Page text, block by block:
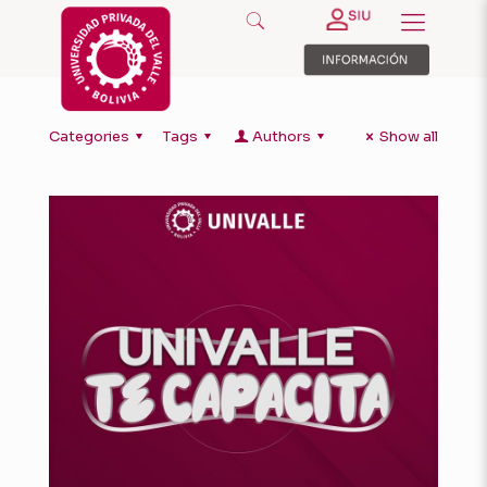
Categories Tags Authors Show all